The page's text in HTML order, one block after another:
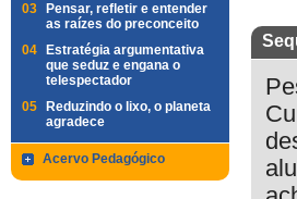
03
Pensar, refletir e entender
as raízes do preconceito
04
Estratégia argumentativa
que seduz e engana o
telespectador
05
Reduzindo o lixo, o planeta
agradece
Acervo Pedagógico